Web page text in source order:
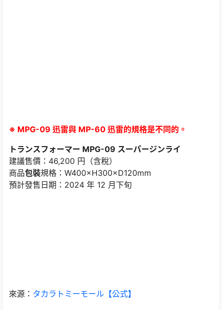
※ MPG-09 迅雷與 MP-60 迅雷的規格是不同的。
トランスフォーマー MPG-09 スーパージンライ
建議售價：46,200 円（含稅）
商品包裝規格：W400×H300×D120mm
預計發售日期：2024 年 12 月下旬
來源： タカラトミーモール【公式】